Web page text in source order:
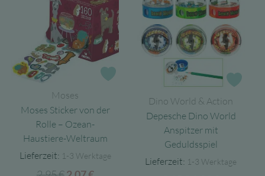
Zur Wunschliste
Moses
Moses Sticker von der
Rolle – Ozean-
Haustiere-Weltraum
Lieferzeit: 1-3 Werktage
Dino World & Action
Depesche Dino World
Anspitzer mit
Geduldsspiel
Lieferzeit: 1-3 Werktage